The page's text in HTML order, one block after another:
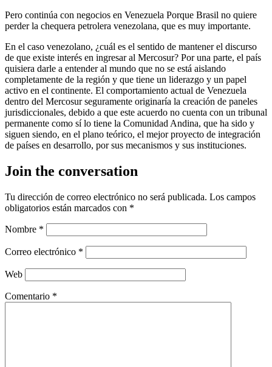
­Pero continúa con negocios en Venezuela ­Porque Brasil no quiere
perder la chequera petrolera venezolana, que es muy importante.
­En el caso venezolano, ¿cuál es el sentido de mantener el discurso
de que existe interés en ingresar al Mercosur? ­Por una parte, el país
quisiera darle a entender al mundo que no se está aislando
completamente de la región y que tiene un liderazgo y un papel
activo en el continente. El comportamiento actual de Venezuela
dentro del Mercosur seguramente originaría la creación de paneles
jurisdiccionales, debido a que este acuerdo no cuenta con un tribunal
permanente como sí lo tiene la Comunidad Andina, que ha sido y
siguen siendo, en el plano teórico, el mejor proyecto de integración
de países en desarrollo, por sus mecanismos y sus instituciones.
Join the conversation
Tu dirección de correo electrónico no será publicada. Los campos
obligatorios están marcados con *
Nombre *
Correo electrónico *
Web
Comentario *